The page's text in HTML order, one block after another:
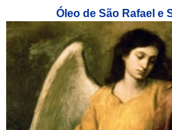
Óleo de São Rafael e